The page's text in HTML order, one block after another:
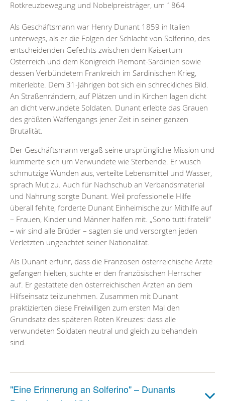
Rotkreuzbewegung und Nobelpreisträger, um 1864
Als Geschäftsmann war Henry Dunant 1859 in Italien
unterwegs, als er die Folgen der Schlacht von Solferino, des
entscheidenden Gefechts zwischen dem Kaisertum
Österreich und dem Königreich Piemont-Sardinien sowie
dessen Verbündetem Frankreich im Sardinischen Krieg,
miterlebte. Dem 31-Jährigen bot sich ein schreckliches Bild.
An Straßenrändern, auf Plätzen und in Kirchen lagen dicht
an dicht verwundete Soldaten. Dunant erlebte das Grauen
des größten Waffengangs jener Zeit in seiner ganzen
Brutalität.
Der Geschäftsmann vergaß seine ursprüngliche Mission und
kümmerte sich um Verwundete wie Sterbende. Er wusch
schmutzige Wunden aus, verteilte Lebensmittel und Wasser,
sprach Mut zu. Auch für Nachschub an Verbandsmaterial
und Nahrung sorgte Dunant. Weil professionelle Hilfe
überall fehlte, forderte Dunant Einheimische zur Mithilfe auf
– Frauen, Kinder und Männer halfen mit. „Sono tutti fratelli“
– wir sind alle Brüder – sagten sie und versorgten jeden
Verletzten ungeachtet seiner Nationalität.
Als Dunant erfuhr, dass die Franzosen österreichische Ärzte
gefangen hielten, suchte er den französischen Herrscher
auf. Er gestattete den österreichischen Ärzten an dem
Hilfseinsatz teilzunehmen. Zusammen mit Dunant
praktizierten diese Freiwilligen zum ersten Mal den
Grundsatz des späteren Roten Kreuzes: dass alle
verwundeten Soldaten neutral und gleich zu behandeln
sind.
"Eine Erinnerung an Solferino" – Dunants